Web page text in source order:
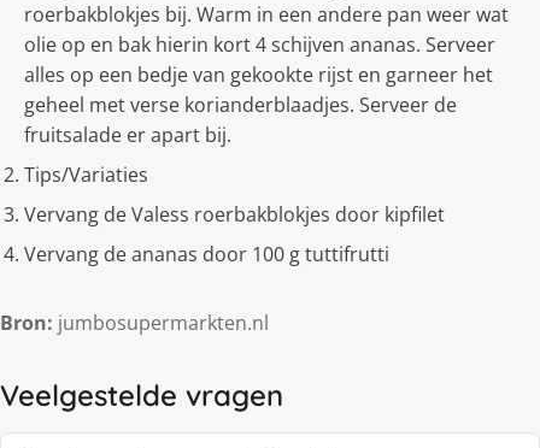
roerbakblokjes bij. Warm in een andere pan weer wat
olie op en bak hierin kort 4 schijven ananas. Serveer
alles op een bedje van gekookte rijst en garneer het
geheel met verse korianderblaadjes. Serveer de
fruitsalade er apart bij.
Tips/Variaties
Vervang de Valess roerbakblokjes door kipfilet
Vervang de ananas door 100 g tuttifrutti
Bron: jumbosupermarkten.nl
Veelgestelde vragen